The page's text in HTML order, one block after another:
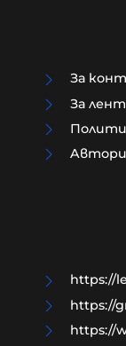
години
За
За
Aвтори
https://
https://
https://